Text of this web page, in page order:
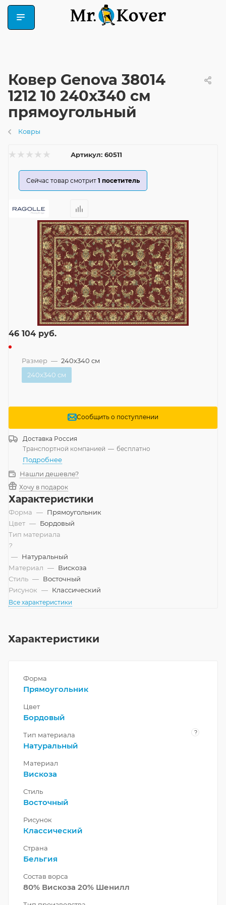
Ковер Genova 38014
1212 10 240x340 см
прямоугольный
Ковры
Артикул: 60511
Сейчас товар смотрит 1 посетитель
46 104 руб.
Размер — 240x340 см
240x340 см
Сообщить о поступлении
Доставка Россия
Транспортной компанией — бесплатно
Подробнее
Нашли дешевле?
Хочу в подарок
Характеристики
Форма — Прямоугольник
Цвет — Бордовый
Тип материала
?
— Натуральный
Материал — Вискоза
Стиль — Восточный
Рисунок — Классический
Все характеристики
Характеристики
Форма
Прямоугольник
Цвет
Бордовый
Тип материала ?
Натуральный
Материал
Вискоза
Стиль
Восточный
Рисунок
Классический
Страна
Бельгия
Состав ворса
80% Вискоза 20% Шенилл